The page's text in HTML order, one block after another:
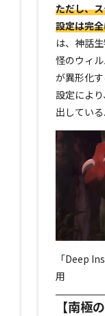
ただし、
設定は完
は、神話
怪のウィ
が異形化
設定によ
出している
「Deep
用
【南極